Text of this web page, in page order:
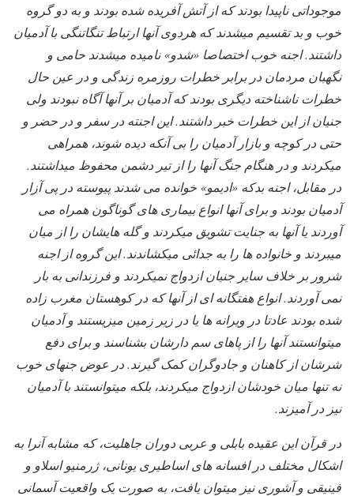
موجوداتی ناپیدا بودند که از آتش آفریده شده بودند و به دو گروه
خوب و بد تقسیم میشدند که هردوی آنها ارتباط تنگاتنگی با آدمیان
داشتند. اجنه خوب اختصاصا «شدو» نامیده میشدند حامی و
نگهبان مردمان در برابر خطرات روزمره زندگی و در عین حال
خطرات ناشناخته دیگری بودند که آدمیان بر آنها آگاه نبودند ولی
جنیان از این خطرات خبر داشتند. این اجنته در سفر و در حضر و
حتی در کوچه و بازار آدمیان را بی آنکه دیده شوند، همراهی
میکردند و در هنگام جنگ آنها را از تیر دشمن محفوظ میداشتند.
در مقابل، اجنه بدکه «ادیمو» خوانده می شدند پیوسته در پی آزار
آدمیان بودند و برای آنها انواع بیماری های گوناگون همراه می
آوردند یا آنها به جنایت تشویق میکردند و گله هایشان را از میان
میبردند و خانواده ها را به جدائی میکشاندند. این گروه از اجنه
شرور بر خلاف سایر جنیان ازدواج نمیکردند و فرزندانی به بار
نمی آوردند. انواع هفتگانه ای از آنها که در کوهستان مغرب زاده
شده بودند عادتا در ویرانه ها یا در زیر زمین میزیستند و آدمیان
میتوانستند آنها را از پاهای سم دارشان بشناسند و برای دفع
شرشان از کاهنان و جادوگران کمک گیرند. در عوض جنهای خوب
نه تنها میان خودشان ازدواج میکردند، بلکه میتوانستند با آدمیان
نیز در آمیزند.
در قرآن این عقیده بابلی و عربی دوران جاهلیت، که مشابه آنرا به
اشکال مختلف در افسانه های اساطیری یونانی، ژرمنیو اسلاو و
فینیقی و آشوری نیز میتوان یافت، به صورت یک واقعیت آسمانی